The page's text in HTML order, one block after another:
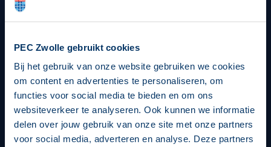
PEC Zwolle gebruikt cookies
Bij het gebruik van onze website gebruiken we cookies
om content en advertenties te personaliseren, om
functies voor social media te bieden en om ons
websiteverkeer te analyseren. Ook kunnen we informatie
delen over jouw gebruik van onze site met onze partners
voor social media, adverteren en analyse. Deze partners